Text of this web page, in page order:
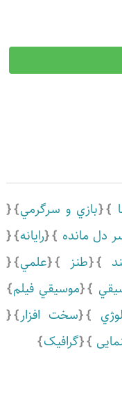
بازي و سرگرمي
دل مانده
رايانه
طنز
علمي
موسيقي فيلم
سخت افزار
گرافیک